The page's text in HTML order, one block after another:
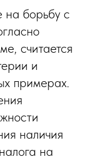
на борьбу с
считается
и
примерах.
наличия
на